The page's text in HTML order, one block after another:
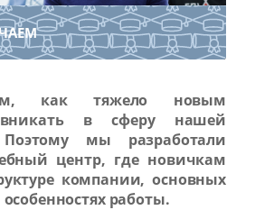
как тяжело новым
вникать в сферу нашей
Поэтому мы разработали
центр, где новичкам
компании, основных
работы.